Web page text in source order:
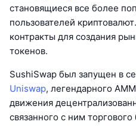
становящиеся все более
пользователей
контракты для создания
токенов.
SushiSwap был запущен в
Uniswap, легендарного
движения
связанного с ним